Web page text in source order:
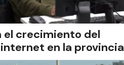
el crecimiento del
en la provincia